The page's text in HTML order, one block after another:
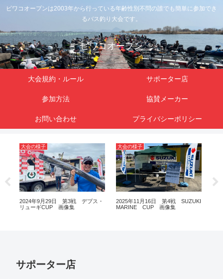
ビワコオープンは2003年から行っている年齢性別不問の誰でも簡単に参加でき
るバス釣り大会です。
ビワコオープン
大会規約・ルール サポーター店
参加方法 協賛メーカー
お問い合わせ プライバシーポリシー
大会の様子
2024年9月29日 第3戦 デプス・
リューギCUP 画像集
大会の様子
2025年11月16日 第4戦 SUZUKI
MARINE CUP 画像集
サポーター店